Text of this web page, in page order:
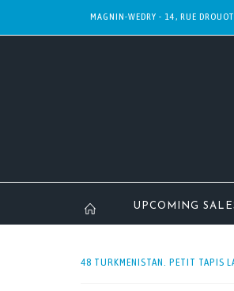
MAGNIN-WEDRY - 14, RUE
UPCOMING
48 TURKMENISTAN. PETIT TAPIS